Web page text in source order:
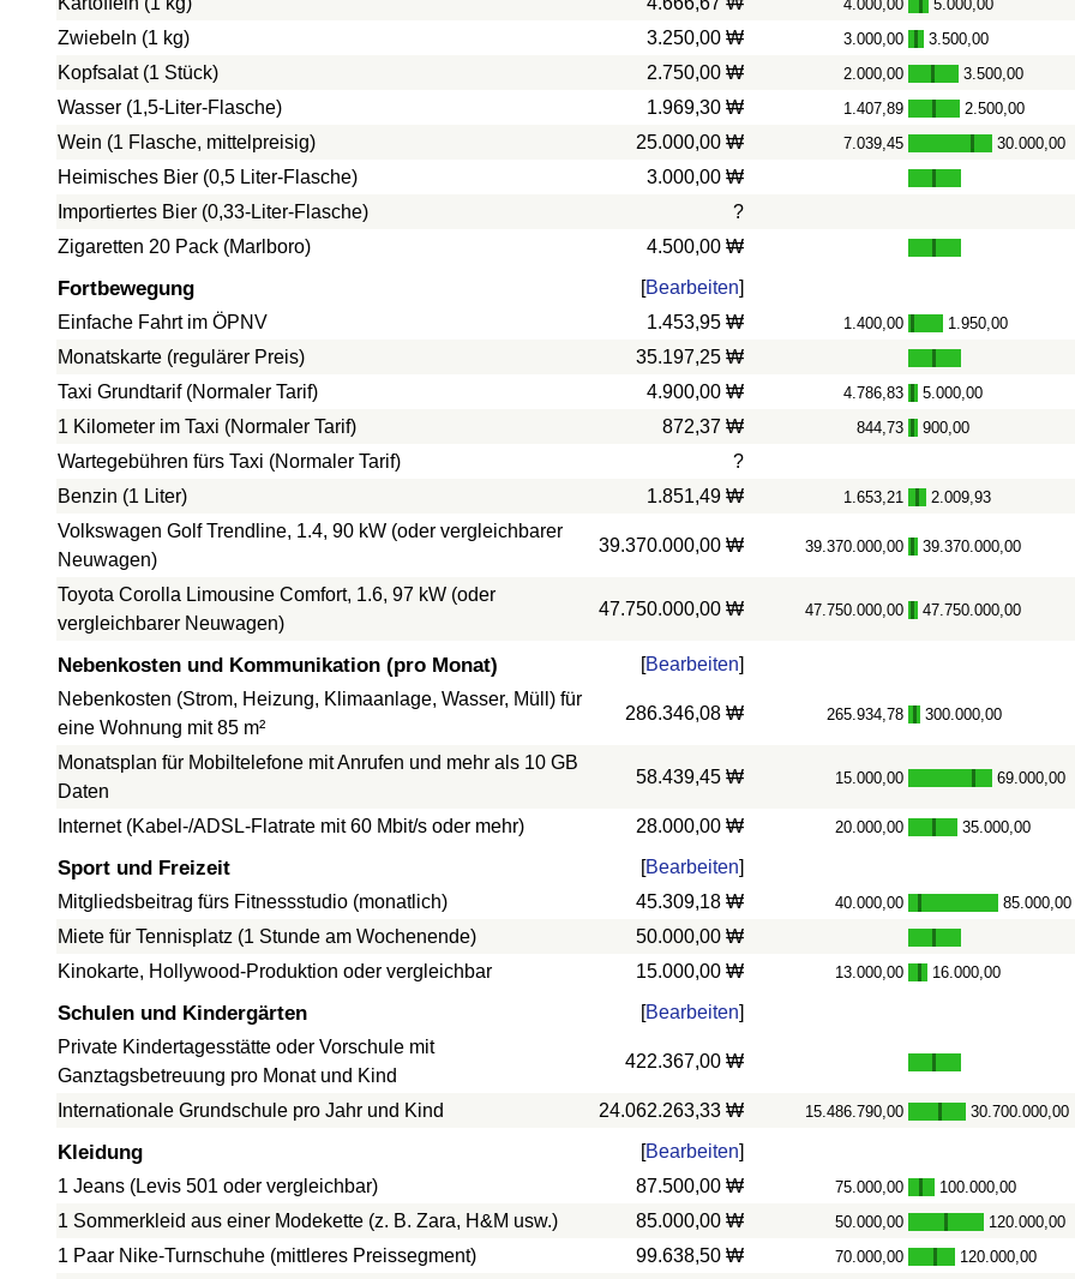
4.000,00 - 5.000,00
Zwiebeln (1 kg) 3.250,00 ₩ 3.000,00 - 3.500,00
Kopfsalat (1 Stück) 2.750,00 ₩ 2.000,00 - 3.500,00
Wasser (1,5-Liter-Flasche) 1.969,30 ₩ 1.407,89 - 2.500,00
Wein (1 Flasche, mittelpreisig) 25.000,00 ₩ 7.039,45 - 30.000,00
Heimisches Bier (0,5 Liter-Flasche)
3.000,00 ₩
Importiertes Bier (0,33-Liter-Flasche)
?
Zigaretten 20 Pack (Marlboro)
4.500,00 ₩
Fortbewegung [Bearbeiten]
Einfache Fahrt im ÖPNV
1.453,95 ₩ 1.400,00 - 1.950,00
Monatskarte (regulärer Preis)
35.197,25 ₩
Taxi Grundtarif (Normaler Tarif)
4.900,00 ₩ 4.786,83 - 5.000,00
1 Kilometer im Taxi (Normaler Tarif) 872,37 ₩ 844,73 - 900,00
Wartegebühren fürs Taxi (Normaler Tarif)
?
Benzin (1 Liter)
1.851,49 ₩ 1.653,21 - 2.009,93
Volkswagen Golf Trendline, 1.4, 90 kW (oder vergleichbarer
Neuwagen)
39.370.000,00 ₩ 39.370.000,00 - 39.370.000,00
Toyota Corolla Limousine Comfort, 1.6, 97 kW (oder
vergleichbarer Neuwagen)
47.750.000,00 ₩ 47.750.000,00 - 47.750.000,00
Nebenkosten und Kommunikation (pro Monat) [Bearbeiten]
Nebenkosten (Strom, Heizung, Klimaanlage, Wasser, Müll) für
eine Wohnung mit 85 m²
286.346,08 ₩ 265.934,78 - 300.000,00
Monatsplan für Mobiltelefone mit Anrufen und mehr als 10 GB
Daten
58.439,45 ₩ 15.000,00 - 69.000,00
Internet (Kabel-/ADSL-Flatrate mit 60 Mbit/s oder mehr) 28.000,00 ₩ 20.000,00 - 35.000,00
Sport und Freizeit [Bearbeiten]
Mitgliedsbeitrag fürs Fitnessstudio (monatlich)
45.309,18 ₩ 40.000,00 - 85.000,00
Miete für Tennisplatz (1 Stunde am Wochenende)
50.000,00 ₩
Kinokarte, Hollywood-Produktion oder vergleichbar
15.000,00 ₩ 13.000,00 - 16.000,00
Schulen und Kindergärten [Bearbeiten]
Private Kindertagesstätte oder Vorschule mit
Ganztagsbetreuung pro Monat und Kind
422.367,00 ₩
Internationale Grundschule pro Jahr und Kind 24.062.263,33 ₩ 15.486.790,00 - 30.700.000,00
Kleidung [Bearbeiten]
1 Jeans (Levis 501 oder vergleichbar)
87.500,00 ₩ 75.000,00 - 100.000,00
1 Sommerkleid aus einer Modekette (z. B. Zara, H&M usw.) 85.000,00 ₩ 50.000,00 - 120.000,00
1 Paar Nike-Turnschuhe (mittleres Preissegment) 99.638,50 ₩ 70.000,00 - 120.000,00